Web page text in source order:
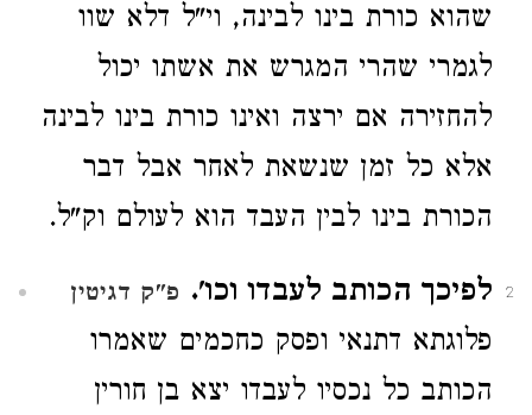
שהוא כורת בינו לבינה, וי"ל דלא שוו
לגמרי שהרי המגרש את אשתו יכול
להחזירה אם ירצה ואינו כורת בינו לבינה
אלא כל זמן שנשאת לאחר אבל דבר
הכורת בינו לבין העבד הוא לעולם וק"ל.
2 לפיכך הכותב לעבדו וכו'. פ"ק דגיטין
פלוגתא דתנאי ופסק כחכמים שאמרו
הכותב כל נכסיו לעבדו יצא בן חורין